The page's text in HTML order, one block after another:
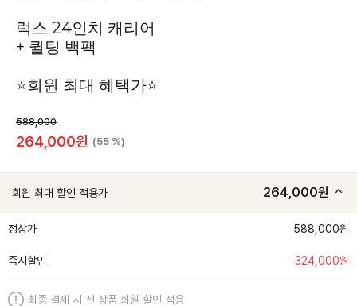
럭스 24인치 캐리어
+ 퀼팅 백팩
⭐회원 최대 혜택가⭐
588,000
264,000원 (55 %)
회원 최대 할인 적용가 264,000원
정상가 588,000원
즉시할인 -324,000원
최종 결제 시 전 상품 회원 할인 적용